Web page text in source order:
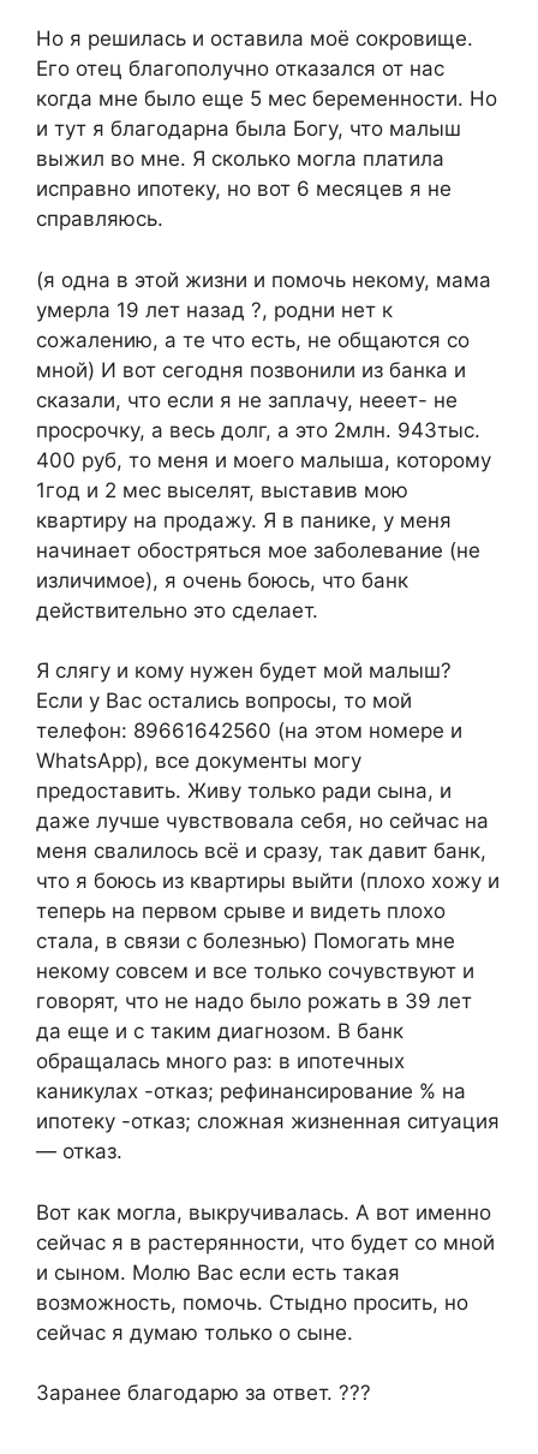
Но я решилась и оставила моё сокровище.
Его отец благополучно отказался от нас
когда мне было еще 5 мес беременности. Но
и тут я благодарна была Богу, что малыш
выжил во мне. Я сколько могла платила
исправно ипотеку, но вот 6 месяцев я не
справляюсь.
(я одна в этой жизни и помочь некому, мама
умерла 19 лет назад ?, родни нет к
сожалению, а те что есть, не общаются со
мной) И вот сегодня позвонили из банка и
сказали, что если я не заплачу, нееет- не
просрочку, а весь долг, а это 2млн. 943тыс.
400 руб, то меня и моего малыша, которому
1год и 2 мес выселят, выставив мою
квартиру на продажу. Я в панике, у меня
начинает обостряться мое заболевание (не
изличимое), я очень боюсь, что банк
действительно это сделает.
Я слягу и кому нужен будет мой малыш?
Если у Вас остались вопросы, то мой
телефон: 89661642560 (на этом номере и
WhatsApp), все документы могу
предоставить. Живу только ради сына, и
даже лучше чувствовала себя, но сейчас на
меня свалилось всё и сразу, так давит банк,
что я боюсь из квартиры выйти (плохо хожу и
теперь на первом срыве и видеть плохо
стала, в связи с болезнью) Помогать мне
некому совсем и все только сочувствуют и
говорят, что не надо было рожать в 39 лет
да еще и с таким диагнозом. В банк
обращалась много раз: в ипотечных
каникулах -отказ; рефинансирование % на
ипотеку -отказ; сложная жизненная ситуация
— отказ.
Вот как могла, выкручивалась. А вот именно
сейчас я в растерянности, что будет со мной
и сыном. Молю Вас если есть такая
возможность, помочь. Стыдно просить, но
сейчас я думаю только о сыне.
Заранее благодарю за ответ. ???